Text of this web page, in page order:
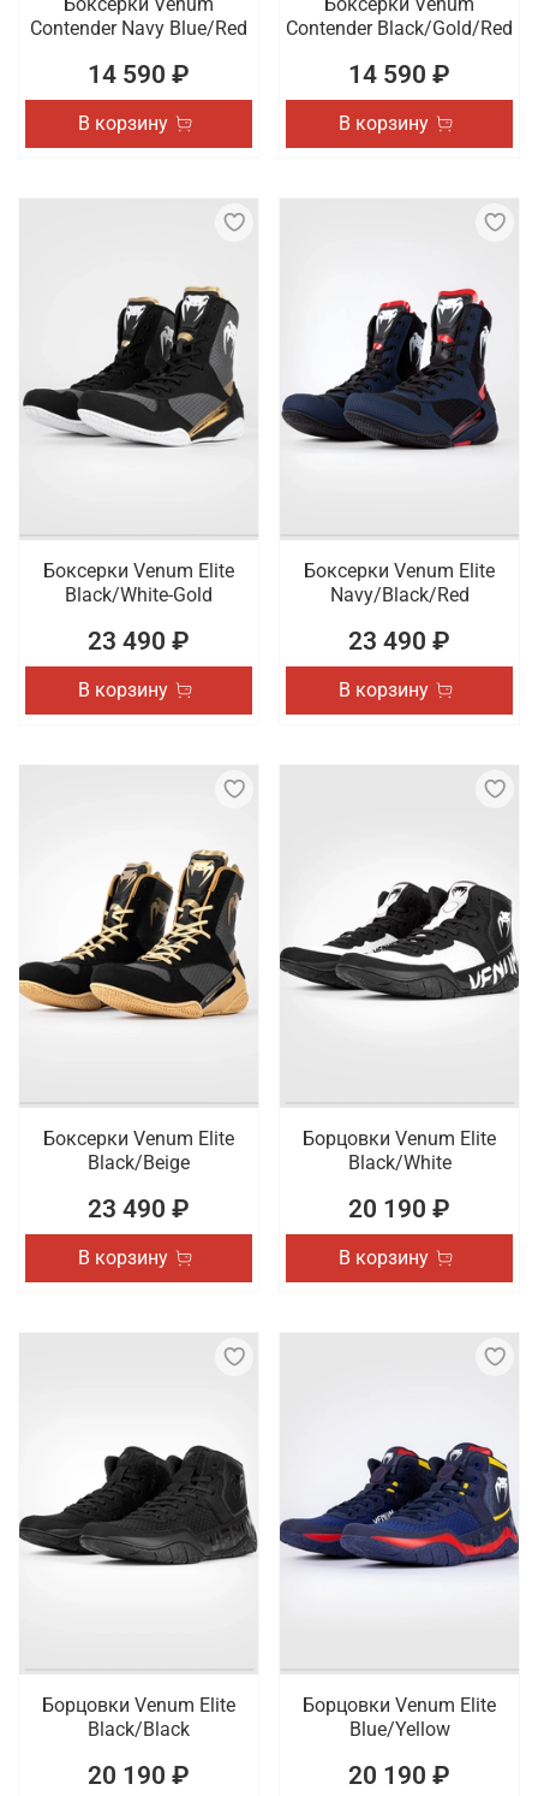
Contender Navy Blue/Red
14 590 ₽
В корзину
Contender Black/Gold/Red
14 590 ₽
В корзину
Боксерки Venum Elite
Black/White-Gold
23 490 ₽
В корзину
Боксерки Venum Elite
Navy/Black/Red
23 490 ₽
В корзину
Боксерки Venum Elite
Black/Beige
23 490 ₽
В корзину
Борцовки Venum Elite
Black/White
20 190 ₽
В корзину
Борцовки Venum Elite
Black/Black
20 190 ₽
Борцовки Venum Elite
Blue/Yellow
20 190 ₽